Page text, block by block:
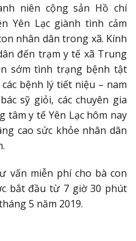
niên cộng sản Hồ chí
Yên Lạc giành tình cảm
nhân dân trong xã. Kính
đến trạm y tế xã Trung
sớm tình trạng bệnh tật
bệnh lý tiết niệu – nam
sỹ giỏi, các chuyên gia
tâm y tế Yên Lạc hôm nay
cao sức khỏe nhân dân
vấn miễn phí cho bà con
bắt đầu từ 7 giờ 30 phút
5 năm 2019.